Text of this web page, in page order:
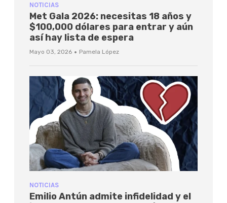
NOTICIAS
Met Gala 2026: necesitas 18 años y
$100,000 dólares para entrar y aún
así hay lista de espera
Mayo 03, 2026 · Pamela López
NOTICIAS
Emilio Antún admite infidelidad y el